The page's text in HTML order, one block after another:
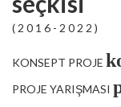
( 2 0 1 6 - 2 0 2 2 )
KONSEPT PROJE
PROJE YARIŞMASI